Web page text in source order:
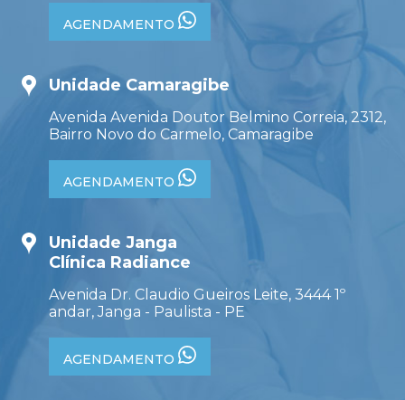
AGENDAMENTO
Unidade Camaragibe
Avenida Avenida Doutor Belmino Correia, 2312,
Bairro Novo do Carmelo, Camaragibe
AGENDAMENTO
Unidade Janga
Clínica Radiance
Avenida Dr. Claudio Gueiros Leite, 3444 1º
andar, Janga - Paulista - PE
AGENDAMENTO